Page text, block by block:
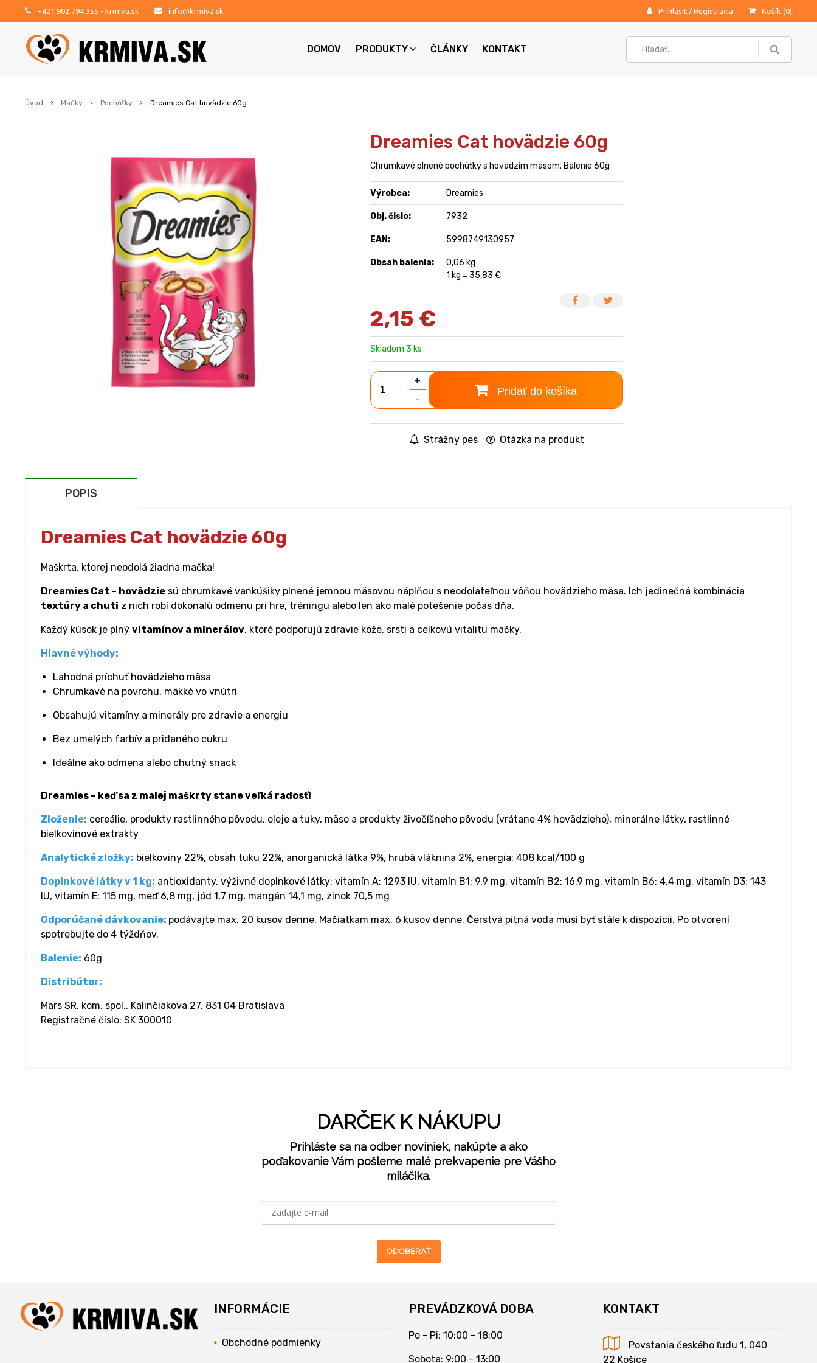
+421 902 794 355 - krmiva.sk info@krmiva.sk Prihlásiť / Registrácia Košík (0)
DOMOV PRODUKTY ČLÁNKY KONTAKT
Úvod Mačky Pochúťky Dreamies Cat hovädzie 60g
Dreamies Cat hovädzie 60g
Chrumkavé plnené pochúťky s hovädzím mäsom. Balenie 60g
Výrobca: Dreamies
Obj. čislo: 7932
EAN: 5998749130957
Obsah balenia:
0,06 kg
1 kg = 35,83 €
2,15 €
Skladom 3 ks
+
-
Pridať do košíka
Strážny pes Otázka na produkt
POPIS
Dreamies Cat hovädzie 60g
Maškrta, ktorej neodolá žiadna mačka!
Dreamies Cat – hovädzie sú chrumkavé vankúšiky plnené jemnou mäsovou náplňou s neodolateľnou vôňou hovädzieho mäsa. Ich jedinečná kombinácia
textúry a chuti z nich robí dokonalú odmenu pri hre, tréningu alebo len ako malé potešenie počas dňa.
Každý kúsok je plný vitamínov a minerálov, ktoré podporujú zdravie kože, srsti a celkovú vitalitu mačky.
Hlavné výhody:
Lahodná príchuť hovädzieho mäsa
Chrumkavé na povrchu, mäkké vo vnútri
Obsahujú vitamíny a minerály pre zdravie a energiu
Bez umelých farbív a pridaného cukru
Ideálne ako odmena alebo chutný snack
Dreamies – keď sa z malej maškrty stane veľká radosť!
Zloženie: cereálie, produkty rastlinného pôvodu, oleje a tuky, mäso a produkty živočíšneho pôvodu (vrátane 4% hovädzieho), minerálne látky, rastlinné
bielkovinové extrakty
Analytické zložky: bielkoviny 22%, obsah tuku 22%, anorganická látka 9%, hrubá vláknina 2%, energia: 408 kcal/100 g
Doplnkové látky v 1 kg: antioxidanty, výživné doplnkové látky: vitamín A: 1293 IU, vitamín B1: 9,9 mg, vitamín B2: 16,9 mg, vitamín B6: 4,4 mg, vitamín D3: 143
IU, vitamín E: 115 mg, meď 6,8 mg, jód 1,7 mg, mangán 14,1 mg, zinok 70,5 mg
Odporúčané dávkovanie: podávajte max. 20 kusov denne. Mačiatkam max. 6 kusov denne. Čerstvá pitná voda musí byť stále k dispozícii. Po otvorení
spotrebujte do 4 týždňov.
Balenie: 60g
Distribútor:
Mars SR, kom. spol., Kalinčiakova 27, 831 04 Bratislava
Registračné číslo: SK 300010
DARČEK K NÁKUPU
Prihláste sa na odber noviniek, nakúpte a ako
poďakovanie Vám pošleme malé prekvapenie pre Vášho
miláčika.
ODOBERAŤ
INFORMÁCIE
Obchodné podmienky
PREVÁDZKOVÁ DOBA
Po - Pi: 10:00 - 18:00
Sobota: 9:00 - 13:00
KONTAKT
Povstania českého ľudu 1, 040
22 Košice